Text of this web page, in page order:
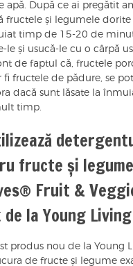
apă. După ce ai pregătit
fructele și legumele dorite
timp de 15-20 de
le și usucă-le cu o cârpă
de faptul că, fructele
fi fructele de pădure, se pot
dacă sunt lăsate la
timp.
fructe și legume
Fruit &
de la Young Living
produs nou de la Young
de fructe și legume